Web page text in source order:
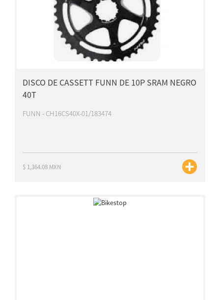
DISCO DE CASSETT FUNN DE 10P SRAM NEGRO
40T
FUNN - CH16CS40X-01/183474
$ 1,364.08 MXN